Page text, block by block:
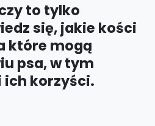
to tylko
się, jakie kości
które mogą
psa, w tym
ich korzyści.